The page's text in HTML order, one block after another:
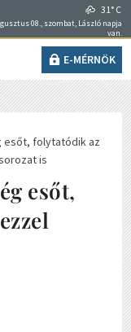
31° C
08., szombat, László napja
van.
E-MÉRNÖK
esőt, folytatódik az
is
esőt,